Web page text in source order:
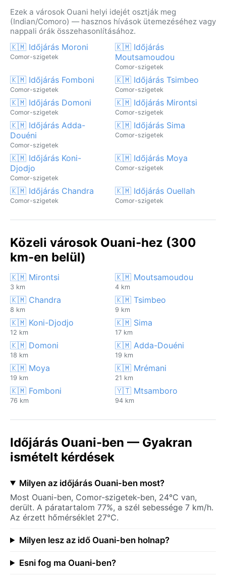
Ezek a városok Ouani helyi idejét osztják meg
(Indian/Comoro) — hasznos hívások ütemezéséhez vagy
nappali órák összehasonlításához.
🇰🇲 Időjárás Moroni
Comor-szigetek
🇰🇲 Időjárás
Moutsamoudou
Comor-szigetek
🇰🇲 Időjárás Fomboni
Comor-szigetek
🇰🇲 Időjárás Tsimbeo
Comor-szigetek
🇰🇲 Időjárás Domoni
Comor-szigetek
🇰🇲 Időjárás Mirontsi
Comor-szigetek
🇰🇲 Időjárás Adda-
Douéni
Comor-szigetek
🇰🇲 Időjárás Sima
Comor-szigetek
🇰🇲 Időjárás Koni-
Djodjo
Comor-szigetek
🇰🇲 Időjárás Moya
Comor-szigetek
🇰🇲 Időjárás Chandra
Comor-szigetek
🇰🇲 Időjárás Ouellah
Comor-szigetek
Közeli városok Ouani-hez (300
km-en belül)
🇰🇲 Mirontsi
3 km
🇰🇲 Moutsamoudou
4 km
🇰🇲 Chandra
8 km
🇰🇲 Tsimbeo
9 km
🇰🇲 Koni-Djodjo
12 km
🇰🇲 Sima
17 km
🇰🇲 Domoni
18 km
🇰🇲 Adda-Douéni
19 km
🇰🇲 Moya
19 km
🇰🇲 Mrémani
21 km
🇰🇲 Fomboni
76 km
🇾🇹 Mtsamboro
94 km
Időjárás Ouani-ben — Gyakran
ismételt kérdések
Milyen az időjárás Ouani-ben most?
Most Ouani-ben, Comor-szigetek-ben, 24°C van,
derült. A páratartalom 77%, a szél sebessége 7 km/h.
Az érzett hőmérséklet 27°C.
Milyen lesz az idő Ouani-ben holnap?
Esni fog ma Ouani-ben?